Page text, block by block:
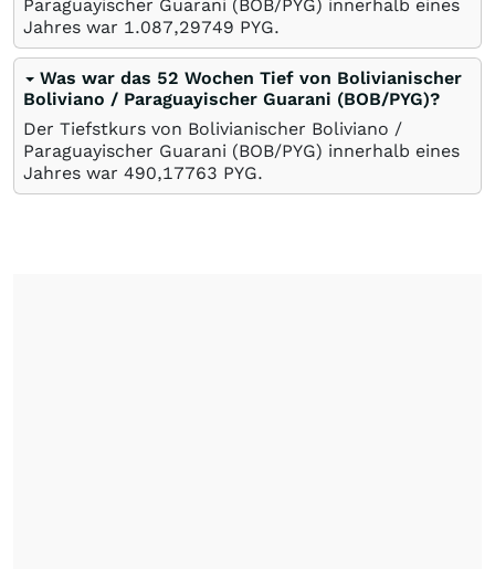
Paraguayischer Guarani (BOB/PYG) innerhalb eines
Jahres war 1.087,29749 PYG.
Was war das 52 Wochen Tief von Bolivianischer
Boliviano / Paraguayischer Guarani (BOB/PYG)?
Der Tiefstkurs von Bolivianischer Boliviano /
Paraguayischer Guarani (BOB/PYG) innerhalb eines
Jahres war 490,17763 PYG.